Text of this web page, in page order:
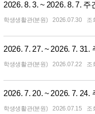
2026. 8. 3. ~ 2026. 8. 7. 주
학생생활관(분원) 2026.07.30
2026. 7. 27. ~ 2026. 7. 31.
학생생활관(분원) 2026.07.22
2026. 7. 20. ~ 2026. 7. 24.
학생생활관(분원) 2026.07.15